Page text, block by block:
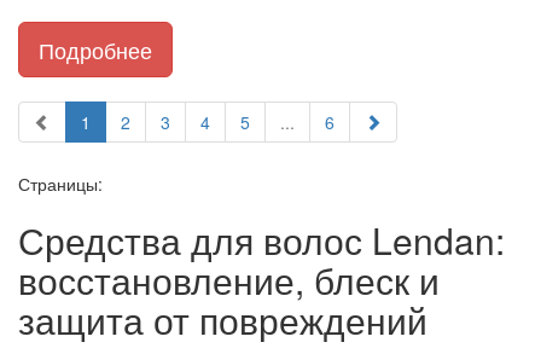
Подробнее
1 2 3 4 5 ... 6
Страницы:
Средства для волос Lendan:
восстановление, блеск и
защита от повреждений